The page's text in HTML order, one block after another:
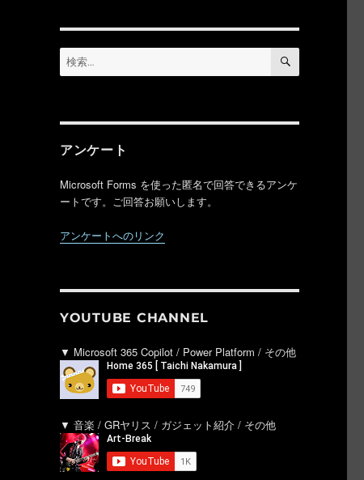
検
索:
検
アンケート
Microsoft Forms を使った匿名で回答できるアンケ
ートです。ご回答お願いします。
アンケートへのリンク
YOUTUBE CHANNEL
▼ Microsoft 365 Copilot / Power Platform / その他
▼ 音楽 / GRヤリス / ガジェット紹介 / その他